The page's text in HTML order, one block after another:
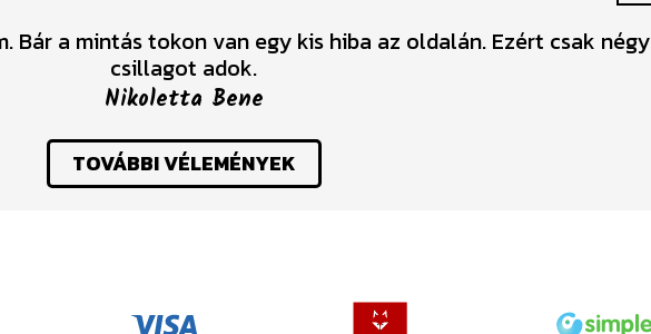
Bár a mintás tokon van egy kis hiba az oldalán. Ezért csak négy
csillagot adok.
Nikoletta Bene
TOVÁBBI VÉLEMÉNYEK